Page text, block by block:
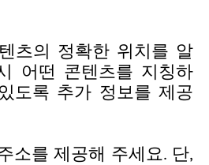
츠의 정확한 위치를 알
어떤 콘텐츠를 지칭하
도록 추가 정보를 제공
소를 제공해 주세요. 단,